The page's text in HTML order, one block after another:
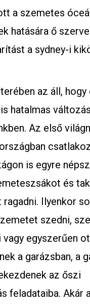
a szemetes
hatására ő
a sydney-i
az áll, hogy
hatalmas
Az első
is egyre
és
Ilyenkor
szedni,
egyszerűen
a garázsban, a
az őszi
feladataiba. Akár